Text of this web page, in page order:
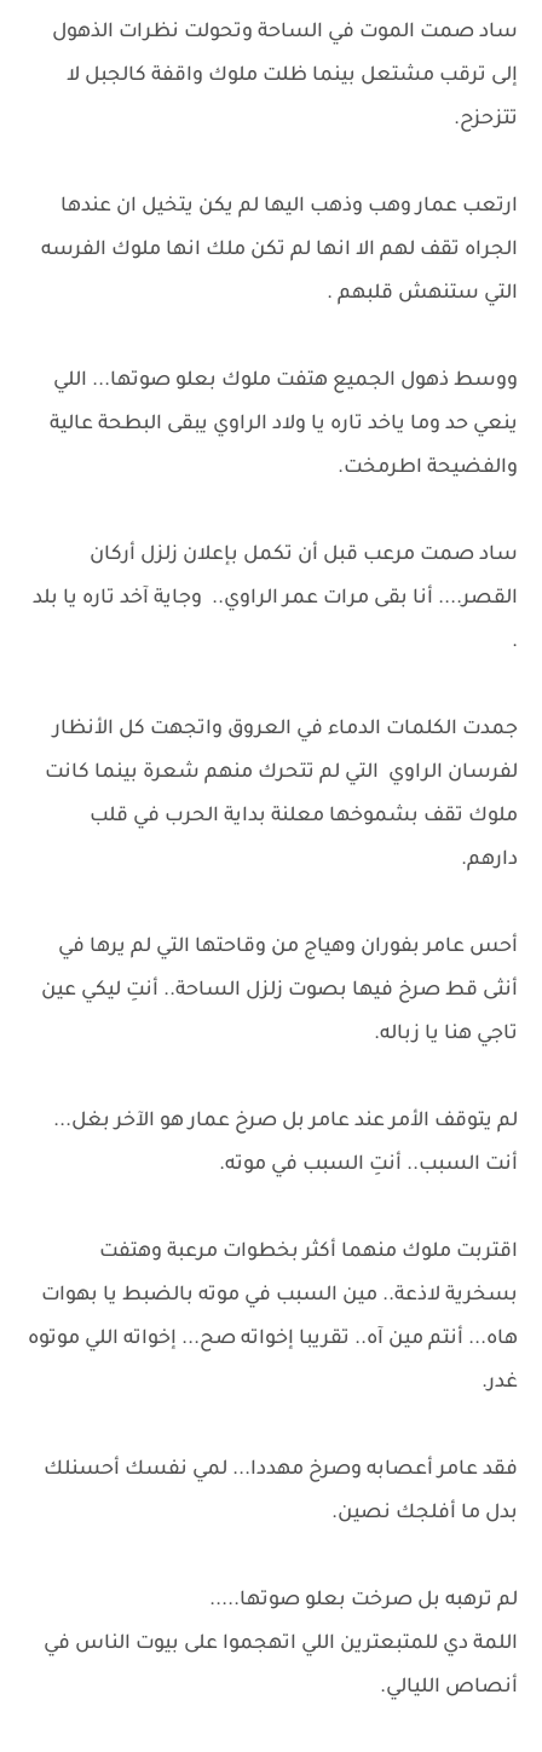
ساد صمت الموت في الساحة وتحولت نظرات الذهول
إلى ترقب مشتعل بينما ظلت ملوك واقفة كالجبل لا
تتزحزح.
ارتعب عمار وهب وذهب اليها لم يكن يتخيل ان عندها
الجراه تقف لهم الا انها لم تكن ملك انها ملوك الفرسه
التي ستنهش قلبهم .
ووسط ذهول الجميع هتفت ملوك بعلو صوتها... اللي
ينعي حد وما ياخد تاره يا ولاد الراوي يبقى البطحة عالية
والفضيحة اطرمخت.
ساد صمت مرعب قبل أن تكمل بإعلان زلزل أركان
القصر.... أنا بقى مرات عمر الراوي.. وجاية آخد تاره يا بلد
.
جمدت الكلمات الدماء في العروق واتجهت كل الأنظار
لفرسان الراوي التي لم تتحرك منهم شعرة بينما كانت
ملوك تقف بشموخها معلنة بداية الحرب في قلب
دارهم.
أحس عامر بفوران وهياج من وقاحتها التي لم يرها في
أنثى قط صرخ فيها بصوت زلزل الساحة.. أنتِ ليكي عين
تاجي هنا يا زباله.
لم يتوقف الأمر عند عامر بل صرخ عمار هو الآخر بغل...
أنت السبب.. أنتِ السبب في موته.
اقتربت ملوك منهما أكثر بخطوات مرعبة وهتفت
بسخرية لاذعة.. مين السبب في موته بالضبط يا بهوات
هاه... أنتم مين آه.. تقريبا إخواته صح... إخواته اللي موتوه
غدر.
فقد عامر أعصابه وصرخ مهددا... لمي نفسك أحسنلك
بدل ما أفلجك نصين.
لم ترهبه بل صرخت بعلو صوتها.....
اللمة دي للمتبعترين اللي اتهجموا على بيوت الناس في
أنصاص الليالي.